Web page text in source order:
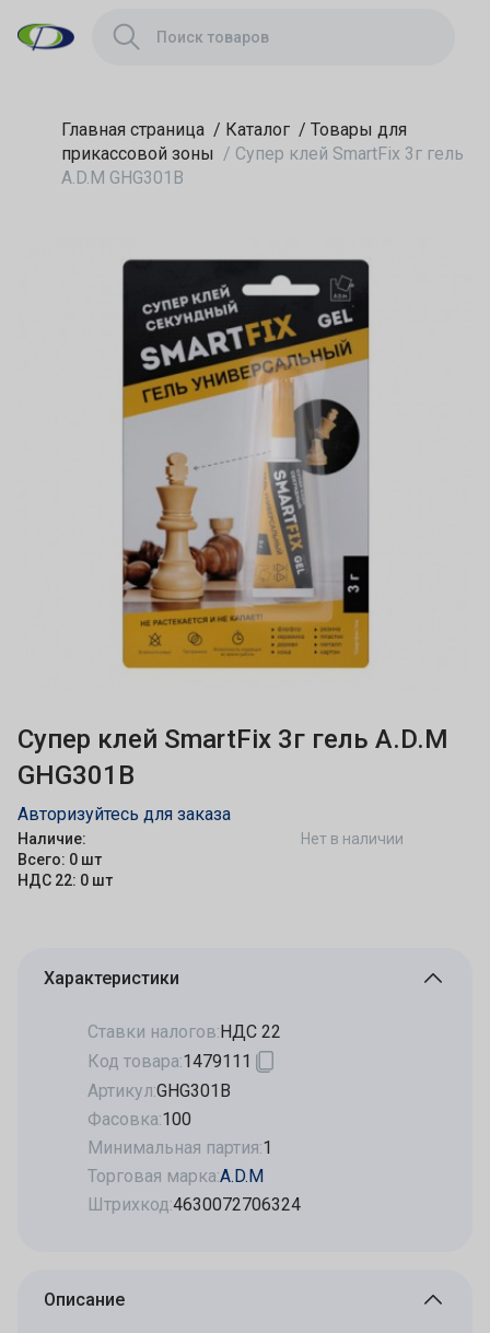
Главная страница / Каталог / Товары для
прикассовой зоны / Супер клей SmartFix 3г гель
A.D.M GHG301B
Супер клей SmartFix 3г гель A.D.M
GHG301B
Авторизуйтесь для заказа
Наличие:
Всего: 0 шт
НДС 22: 0 шт
Нет в наличии
Характеристики
Ставки налогов:НДС 22
Код товара:1479111
Артикул:GHG301B
Фасовка:100
Минимальная партия:1
Торговая марка:A.D.M
Штрихкод:4630072706324
Описание